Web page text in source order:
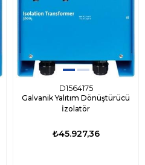
D1564175
Galvanik Yalıtım Dönüştürücü
İzolatör
₺45.927,36